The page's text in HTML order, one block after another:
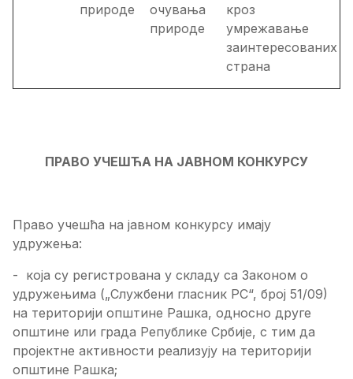
природе
очувања
природе
кроз
умрежавање
заинтересованих
страна
ПРАВО УЧЕШЋА НА ЈАВНОМ КОНКУРСУ
Право учешћа на јавном конкурсу имају
удружења:
- која су регистрована у складу са Законом о
удружењима („Службени гласник РС“, број 51/09)
на територији општине Рашка, односно друге
општине или града Републике Србије, с тим да
пројектне активности реализују на територији
општине Рашка;